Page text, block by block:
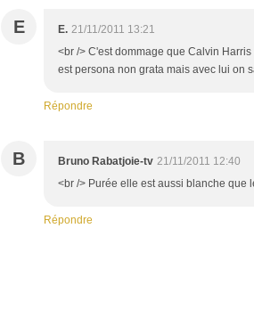
E E. 21/11/2011 13:21
<br /> C'est dommage que Calvin
est persona non grata mais avec lui on
Répondre
B Bruno Rabatjoie-tv 21/11/2011 12:40
<br /> Purée elle est aussi blanche que
Répondre